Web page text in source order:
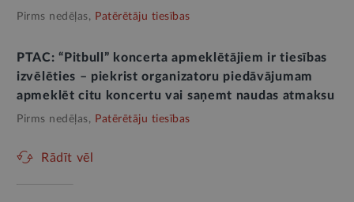
Pirms nedēļas, Patērētāju tiesības
PTAC: “Pitbull” koncerta apmeklētājiem ir tiesības
izvēlēties – piekrist organizatoru piedāvājumam
apmeklēt citu koncertu vai saņemt naudas atmaksu
Pirms nedēļas, Patērētāju tiesības
Rādīt vēl